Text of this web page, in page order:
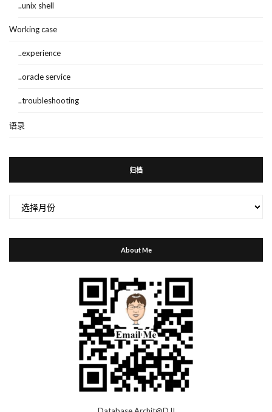
..unix shell
Working case
..experience
..oracle service
..troubleshooting
语录
归档
About Me